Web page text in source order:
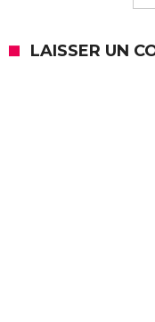
LAISSER UN